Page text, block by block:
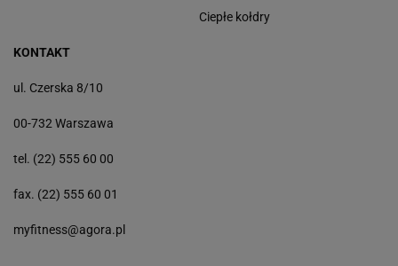
Ciepłe kołdry
KONTAKT
ul. Czerska 8/10
00-732 Warszawa
tel. (22) 555 60 00
fax. (22) 555 60 01
myfitness@agora.pl